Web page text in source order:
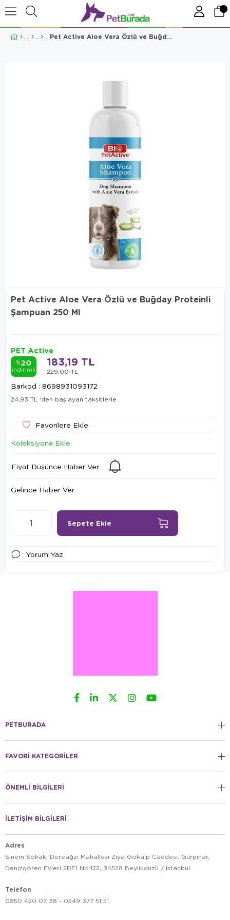
Pet Active Aloe Vera Özlü ve Buğday Proteinli Şampuan 250 Ml
Pet Active Aloe Vera Özlü ve Buğday Proteinli
Şampuan 250 Ml
PET Active
%20
indirimli 229,00 TL
183,19 TL
Barkod : 8698931093172
24,93 TL 'den başlayan taksitlerle
Favorilere Ekle
Koleksiyona Ekle
Fiyat Düşünce Haber Ver
Gelince Haber Ver
Yorum Yaz
PETBURADA
FAVORİ KATEGORİLER
ÖNEMLİ BİLGİLERİ
İLETİŞİM BİLGİLERİ
Adres
Sinem Sokak, Dereağzı Mahallesi Ziya Gökalp Caddesi, Gürpınar,
Denizgören Evleri 2DE1 No:122, 34528 Beylikdüzü / İstanbul
Telefon
0850 420 07 38 - 0549 377 51 51